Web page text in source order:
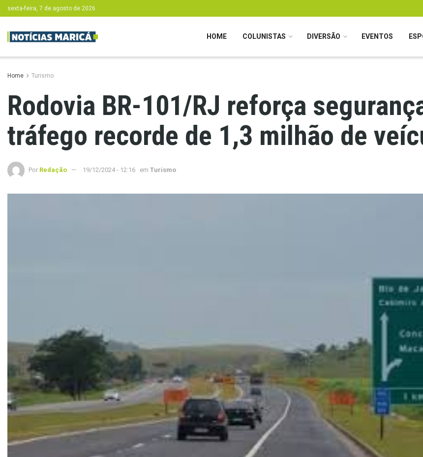
sexta-feira, 7 de agosto de 2026
HOME COLUNISTAS DIVERSÃO EVENTOS
Home Turismo
Rodovia BR-101/RJ reforça
tráfego recorde de 1,3 milhão de
Por Redação 19/12/2024 - 12:16 em Turismo